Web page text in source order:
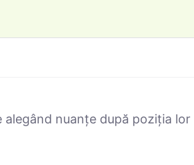
nuanțe după poziția